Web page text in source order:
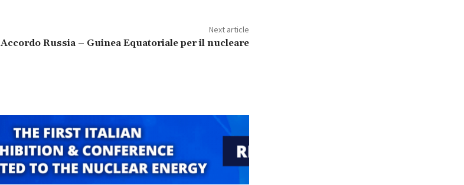
Next article
Accordo Russia – Guinea Equatoriale per il nucleare